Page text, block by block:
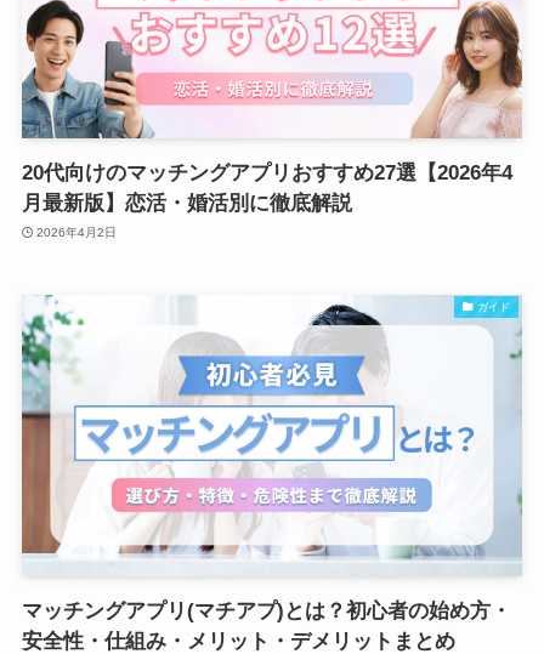
20代向けのマッチングアプリおすすめ27選【2026年4
月最新版】恋活・婚活別に徹底解説
2026年4月2日
ガイド
マッチングアプリ(マチアプ)とは？初心者の始め方・
安全性・仕組み・メリット・デメリットまとめ